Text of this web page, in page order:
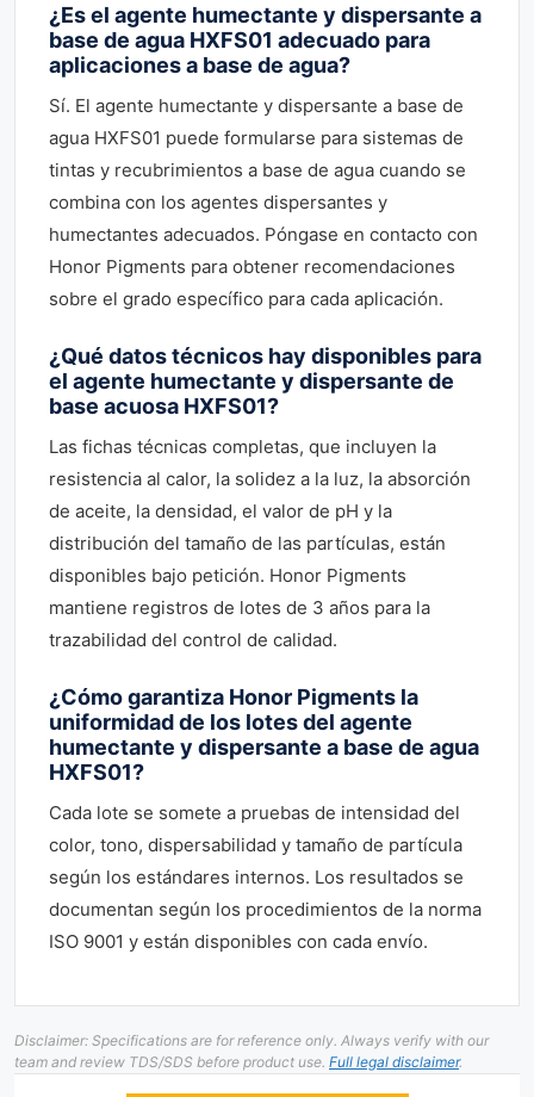
¿Es el agente humectante y dispersante a
base de agua HXFS01 adecuado para
aplicaciones a base de agua?
Sí. El agente humectante y dispersante a base de
agua HXFS01 puede formularse para sistemas de
tintas y recubrimientos a base de agua cuando se
combina con los agentes dispersantes y
humectantes adecuados. Póngase en contacto con
Honor Pigments para obtener recomendaciones
sobre el grado específico para cada aplicación.
¿Qué datos técnicos hay disponibles para
el agente humectante y dispersante de
base acuosa HXFS01?
Las fichas técnicas completas, que incluyen la
resistencia al calor, la solidez a la luz, la absorción
de aceite, la densidad, el valor de pH y la
distribución del tamaño de las partículas, están
disponibles bajo petición. Honor Pigments
mantiene registros de lotes de 3 años para la
trazabilidad del control de calidad.
¿Cómo garantiza Honor Pigments la
uniformidad de los lotes del agente
humectante y dispersante a base de agua
HXFS01?
Cada lote se somete a pruebas de intensidad del
color, tono, dispersabilidad y tamaño de partícula
según los estándares internos. Los resultados se
documentan según los procedimientos de la norma
ISO 9001 y están disponibles con cada envío.
Disclaimer: Specifications are for reference only. Always verify with our
team and review TDS/SDS before product use. Full legal disclaimer.